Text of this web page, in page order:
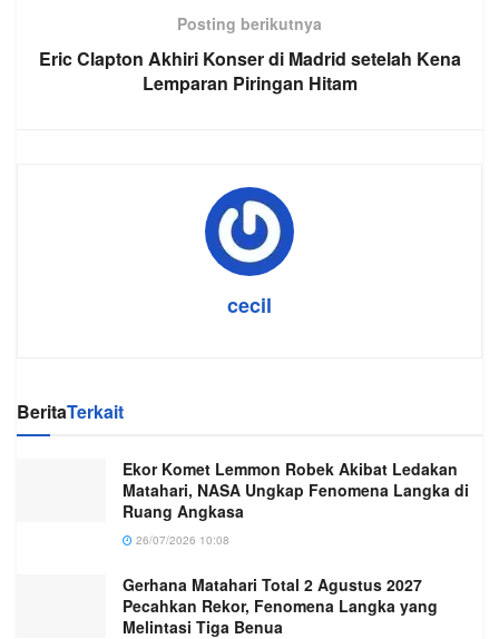
Posting berikutnya
Eric Clapton Akhiri Konser di Madrid setelah Kena
Lemparan Piringan Hitam
cecil
BeritaTerkait
Ekor Komet Lemmon Robek Akibat Ledakan
Matahari, NASA Ungkap Fenomena Langka di
Ruang Angkasa
26/07/2026 10:08
Gerhana Matahari Total 2 Agustus 2027
Pecahkan Rekor, Fenomena Langka yang
Melintasi Tiga Benua